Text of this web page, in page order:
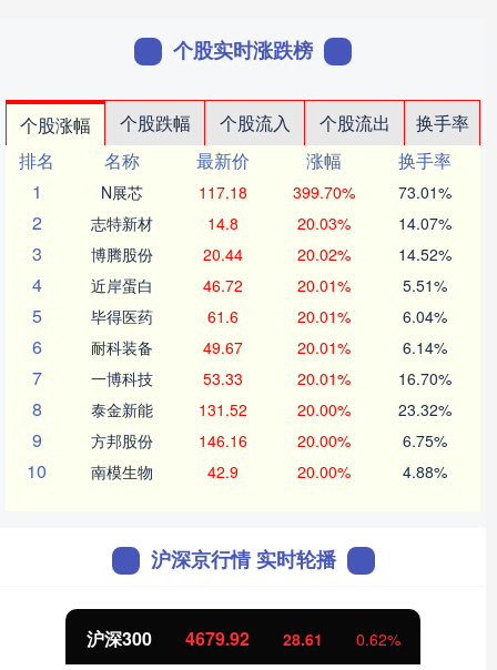
个股实时涨跌榜
个股涨幅 个股跌幅 个股流入 个股流出
换手率
排名
名称 最新价 涨幅
换手率
1
N展芯 117.18 399.70% 73.01%
2 志特新材 14.8 20.03% 14.07%
3 博腾股份 20.44 20.02% 14.52%
4 近岸蛋白 46.72 20.01% 5.51%
5 毕得医药 61.6 20.01% 6.04%
6 耐科装备 49.67 20.01% 6.14%
7 一博科技 53.33 20.01% 16.70%
8 泰金新能 131.52 20.00% 23.32%
9 方邦股份 146.16 20.00% 6.75%
10 南模生物 42.9 20.00% 4.88%
沪深京行情 实时轮播
沪深300 4679.92 28.61 0.62%